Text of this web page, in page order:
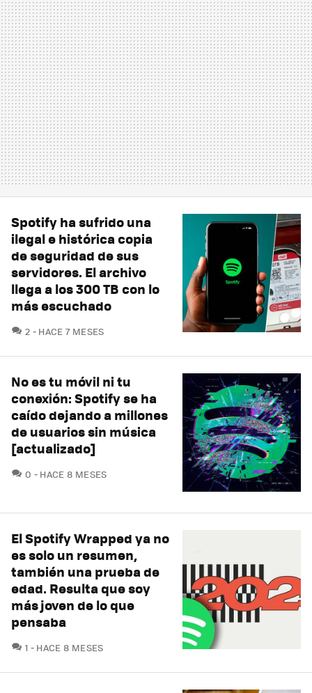
Spotify ha sufrido una
ilegal e histórica copia
de seguridad de sus
servidores. El archivo
llega a los 300 TB con lo
más escuchado
2 COMENTARIOS
HACE 7 MESES
No es tu móvil ni tu
conexión: Spotify se ha
caído dejando a millones
de usuarios sin música
[actualizado]
0 COMENTARIOS
HACE 8 MESES
El Spotify Wrapped ya no
es solo un resumen,
también una prueba de
edad. Resulta que soy
más joven de lo que
pensaba
1 COMENTARIOS
HACE 8 MESES